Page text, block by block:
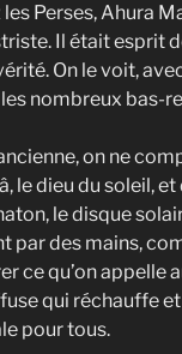
Perses, Ahura
Il était esprit
On le voit,
nombreux bas-
on ne
le dieu du soleil,
le disque
par des mains,
ce qu’on appelle
qui réchauffe
pour tous.